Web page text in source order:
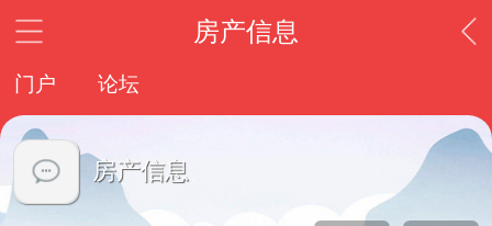
房产信息
门户 论坛
房产信息